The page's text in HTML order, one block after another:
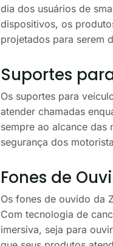
dia dos usuários de
dispositivos, os
projetados para serem
Suportes
Os suportes para
atender chamadas
sempre ao alcance
segurança dos
Fones de
Os fones de ouvido da
Com tecnologia de
imersiva, seja para